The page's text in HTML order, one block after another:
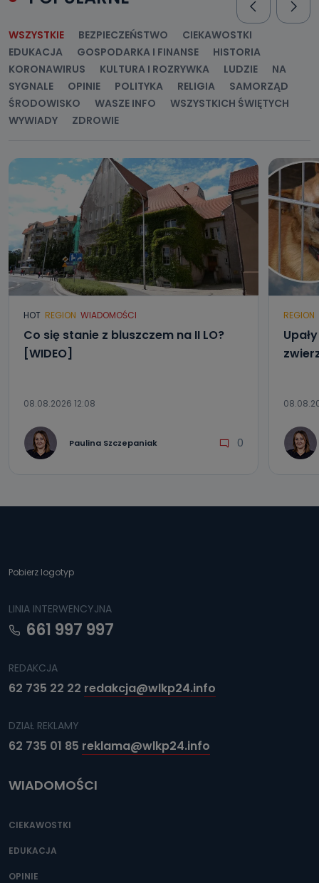
WSZYSTKIE BEZPIECZEŃSTWO
CIEKAWOSTKI
EDUKACJA
GOSPODARKA I FINANSE
HISTORIA
KORONAWIRUS
KULTURA I ROZRYWKA LUDZIE
NA
SYGNALE
OPINIE POLITYKA RELIGIA
SAMORZĄD
ŚRODOWISKO
WASZE INFO
WSZYSTKICH ŚWIĘTYCH
WYWIADY
ZDROWIE
HOT REGION WIADOMOŚCI
Co się stanie z bluszczem na II LO?
[WIDEO]
08.08.2026 12:08
Paulina Szczepaniak 0
REGION
Pobierz logotyp
LINIA INTERWENCYJNA
661 997 997
REDAKCJA
62 735 22 22 redakcja@wlkp24.info
DZIAŁ REKLAMY
62 735 01 85 reklama@wlkp24.info
WIADOMOŚCI
CIEKAWOSTKI
EDUKACJA
OPINIE